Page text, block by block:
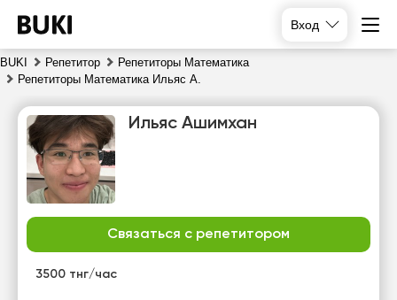
Вход
BUKI Репетитор
Репетиторы Математика
Репетиторы Математика Ильяс А.
Ильяс Ашимхан
Связаться с репетитором
3500 тнг/час
пт
сб